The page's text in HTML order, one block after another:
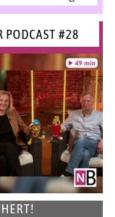
PODCAST #28